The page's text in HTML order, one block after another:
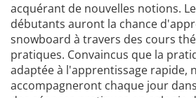
acquérant de nouvelles notions.
débutants auront la chance
snowboard à travers des cours
pratiques. Convaincus que la
adaptée à l'apprentissage rapide,
accompagneront chaque jour